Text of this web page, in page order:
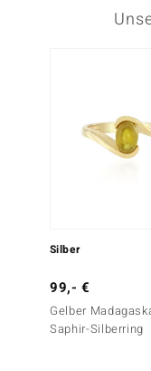
Silber
99,- €
Gelber
Saphir-Silberring